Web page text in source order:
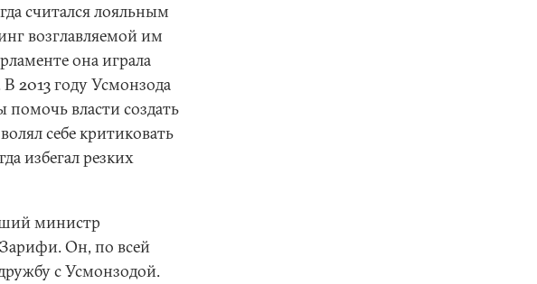
считался лояльным
возглавляемой им
она играла
2013 году Усмонзода
помочь власти создать
себе критиковать
избегал резких
министр
Он, по всей
с Усмонзодой.